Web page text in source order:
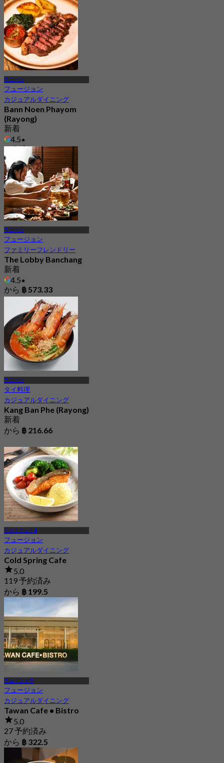
ラヨーン
フュージョン
カジュアルダイニング
Bann Noen Phayom
(Rayong)
新着
4.5
から฿ 363.33
ラヨーン
フュージョン
ファミリーフレンドリー
The Lobby Banchang
新着
4.5
から ฿ 573.33
ラヨーン
タイ料理
カジュアルダイニング
Kang Ban Phe (Rayong)
新着
から ฿ 216.66
チョクチャイ4
フュージョン
カジュアルダイニング
Cold Spring Cafe
5.0
119 予約済み
から ฿ 199.5
ラムイントラ
フュージョン
カジュアルダイニング
Tawan Cafe • Bistro
5.0
27 予約済み
から ฿ 322.5